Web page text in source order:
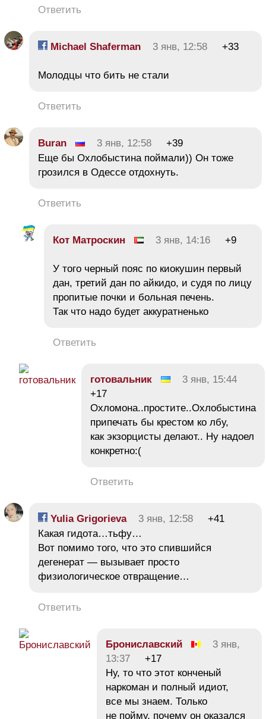
Ответить
Michael Shaferman 3 янв, 12:58 +33
Молодцы что бить не стали
Ответить
Buran 3 янв, 12:58
+39
Еще бы Охлобыстина поймали)) Он тоже
грозился в Одессе отдохнуть.
Ответить
Кот Матроскин 3 янв, 14:16 +9
У того черный пояс по киокушин первый
дан, третий дан по айкидо, и судя по лицу
пропитые почки и больная печень.
Так что надо будет аккуратненько
Ответить
готовальник
3 янв, 15:44
+17
Охломона..простите..Охлобыстина
припечать бы крестом ко лбу,
как экзорцисты делают.. Ну надоел
конкретно:(
Ответить
Yulia Grigorieva 3 янв, 12:58
+41
Какая гидота…тьфу…
Вот помимо того, что это спившийся
дегенерат — вызывает просто
физиологическое отвращение…
Ответить
Брониславский
3 янв,
13:37
+17
Ну, то что этот конченый
наркоман и полный идиот,
все мы знаем. Только
не пойму, почему он оказался